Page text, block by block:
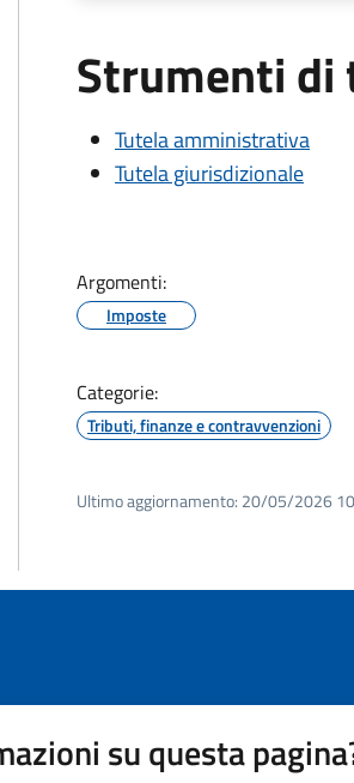
Strumenti di
Tutela amministrativa
Tutela giurisdizionale
Argomenti:
Imposte
Categorie:
Tributi, finanze e contravvenzioni
Ultimo aggiornamento: 20/05/2026
su questa